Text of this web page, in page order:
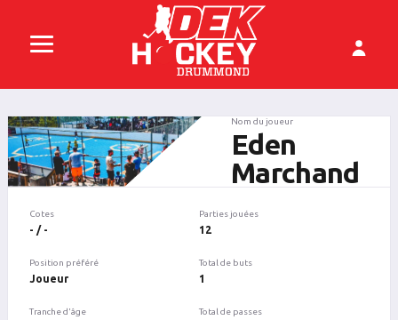
Nom du joueur
Eden
Marchand
Cotes
- / -
Position préféré
Joueur
Tranche d'âge
Parties jouées
12
Total de buts
1
Total de passes